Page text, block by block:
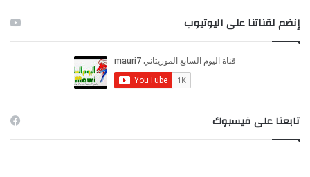
ن
:
إنضم لقناتنا على اليوتيوب
تابعنا على فيسبوك